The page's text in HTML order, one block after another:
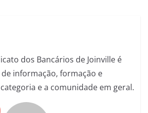
dos Bancários de Joinville é
informação, formação e
e a comunidade em geral.